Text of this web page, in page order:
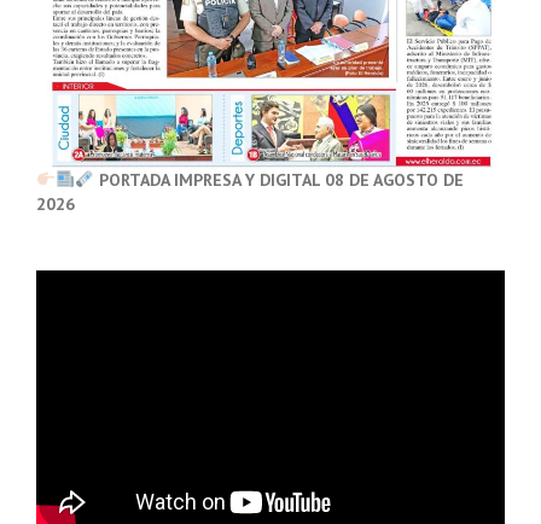
PORTADA IMPRESA Y DIGITAL 08 DE AGOSTO DE
2026